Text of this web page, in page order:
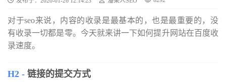
对于seo来说，内容的收录是最基本的，也是最重要的，没
有收录一切都是零。今天就来讲一下如何提升网站在百度收
录速度。
链接的提交方式